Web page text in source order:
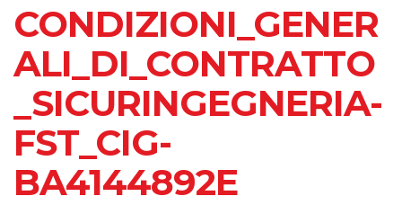
CONDIZIONI_GENER
ALI_DI_CONTRATTO
_SICURINGEGNERIA-
FST_CIG-
BA4144892E